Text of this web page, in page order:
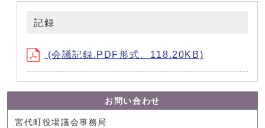
記録
(会議記録.PDF形式、118.20KB)
お問い合わせ
宮代町役場議会事務局